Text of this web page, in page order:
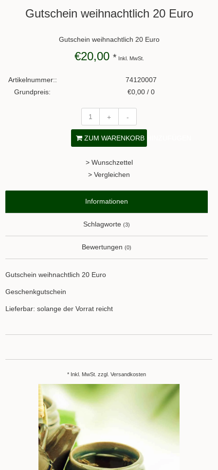
Gutschein weihnachtlich 20 Euro
Gutschein weihnachtlich 20 Euro
€20,00 * Inkl. MwSt.
Artikelnummer::
74120007
Grundpreis:
€0,00 / 0
+ -
ZUM WARENKORB HINZUFÜGEN
> Wunschzettel
> Vergleichen
Informationen
Schlagworte (3)
Bewertungen (0)
Gutschein weihnachtlich 20 Euro
Geschenkgutschein
Lieferbar: solange der Vorrat reicht
* Inkl. MwSt. zzgl. Versandkosten